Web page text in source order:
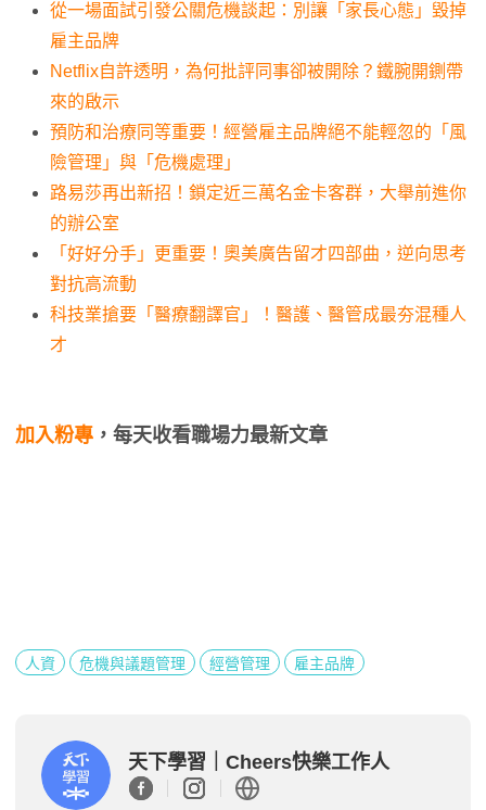
從一場面試引發公關危機談起：別讓「家長心態」毀掉
雇主品牌
Netflix自許透明，為何批評同事卻被開除？鐵腕開鍘帶
來的啟示
預防和治療同等重要！經營雇主品牌絕不能輕忽的「風
險管理」與「危機處理」
路易莎再出新招！鎖定近三萬名金卡客群，大舉前進你
的辦公室
「好好分手」更重要！奧美廣告留才四部曲，逆向思考
對抗高流動
科技業搶要「醫療翻譯官」！醫護、醫管成最夯混種人
才
加入粉專 ，每天收看職場力最新文章
人資 危機與議題管理 經營管理 雇主品牌
天下學習｜Cheers快樂工作人